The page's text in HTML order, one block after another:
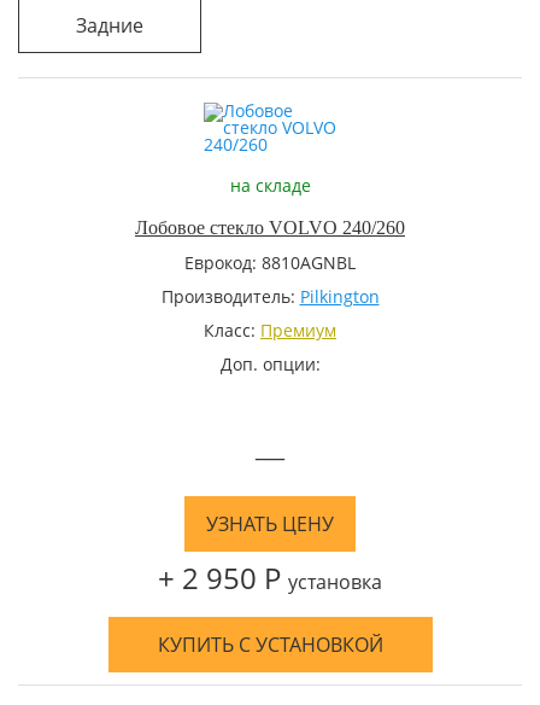
Задние
на складе
Лобовое стекло VOLVO 240/260
Еврокод: 8810AGNBL
Производитель: Pilkington
Класс: Премиум
Доп. опции:
—
УЗНАТЬ ЦЕНУ
+ 2 950 Р установка
КУПИТЬ С УСТАНОВКОЙ